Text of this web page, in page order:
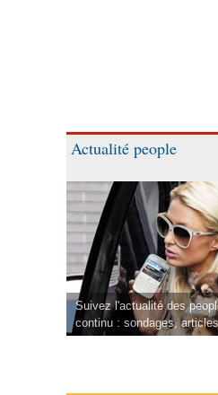
Actualité people
Suivez l'actualité des
continu : sondages,